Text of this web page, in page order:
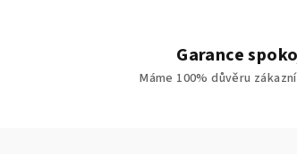
Garance
Máme 100% důvěru